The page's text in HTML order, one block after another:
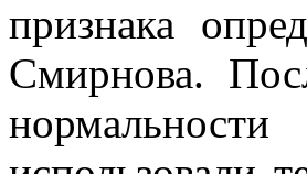
признака
Смирнова.